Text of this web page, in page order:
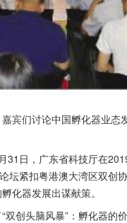
宾们讨论中国孵化器业
日，广东省科技厅在
坛紧扣粤港澳大湾区双创
化器发展出谋献策。
创头脑风暴”：孵化器的